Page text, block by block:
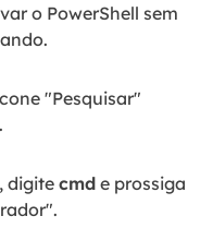
o PowerShell sem
"Pesquisar"
digite cmde prossiga